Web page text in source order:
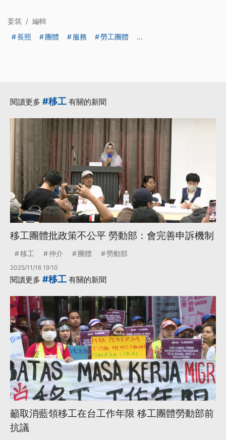
姜筑 / 編輯
長照
團體 服務 勞工團體 ...
閱讀更多 #移工 有關的新聞
移工團體批政策不公平 勞動部：會完善申訴機制
移工 仲介 團體 勞動部
2025/11/16 19:10
閱讀更多 #移工 有關的新聞
籲取消藍領移工在台工作年限 移工團體勞動部前
抗議